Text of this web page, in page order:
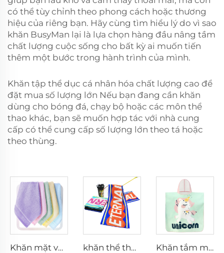
có thể tùy chỉnh theo phong cách hoặc thương
hiệu của riêng bạn. Hãy cùng tìm hiểu lý do vì sao
khăn BusyMan lại là lựa chọn hàng đầu nâng tầm
chất lượng cuộc sống cho bất kỳ ai muốn tiến
thêm một bước trong hành trình của mình.
Khăn tập thể dục cá nhân hóa chất lượng cao để
đặt mua số lượng lớn Nếu bạn đang cần khăn
dùng cho bóng đá, chạy bộ hoặc các môn thể
thao khác, bạn sẽ muốn hợp tác với nhà cung
cấp có thể cung cấp số lượng lớn theo tá hoặc
theo thùng.
Khăn mặt vuông nhỏ bằng sợi tre tùy chỉnh, khăn tay dùng trong gia đình khăn thể thao cotton rally in logo tùy chỉnh Khăn tắm mũ in theo yêu cầu dùng cho trẻ em